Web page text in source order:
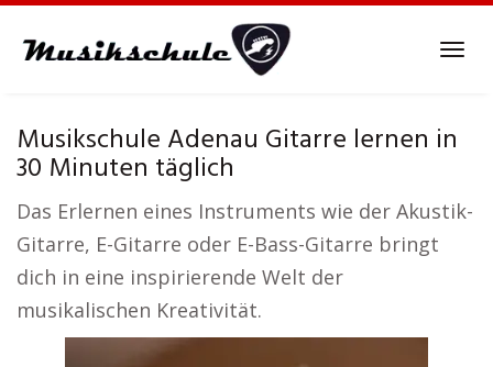
Musikschule Adenau Gitarre lernen in
30 Minuten täglich
Das Erlernen eines Instruments wie der Akustik-
Gitarre, E-Gitarre oder E-Bass-Gitarre bringt
dich in eine inspirierende Welt der
musikalischen Kreativität.